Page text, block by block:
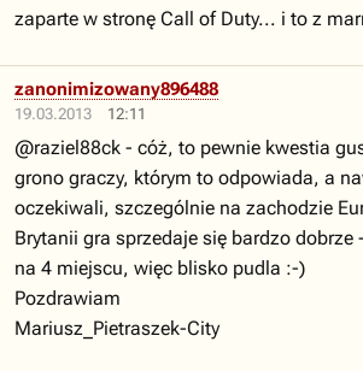
zaparte w stronę Call of Duty... i to z
19.03.2013 12:11
zanonimizowany896488
@raziel88ck - cóż, to pewnie kwestia
grono graczy, którym to odpowiada, a
oczekiwali, szczególnie na zachodzie
Brytanii gra sprzedaje się bardzo dobrze
na 4 miejscu, więc blisko pudla :-)
Pozdrawiam
Mariusz_Pietraszek-City